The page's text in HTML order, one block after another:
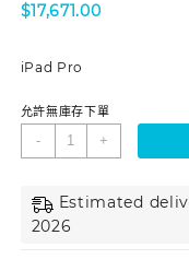
$17,671.00
iPad Pro
允許無庫存下單
- +
Estimated
2026